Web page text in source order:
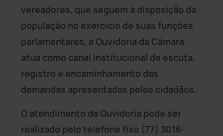
vereadores, que seguem à disposição da
população no exercício de suas funções
parlamentares, a Ouvidoria da Câmara
atua como canal institucional de escuta,
registro e encaminhamento das
demandas apresentadas pelos cidadãos.
O atendimento da Ouvidoria pode ser
realizado pelo telefone fixo (77) 3016-